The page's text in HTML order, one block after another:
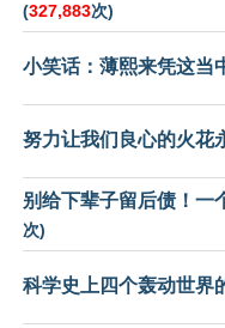
(327,883次)
小笑话：薄熙来凭这当
努力让我们良心的火花
别给下辈子留后债！一
次)
科学史上四个轰动世界